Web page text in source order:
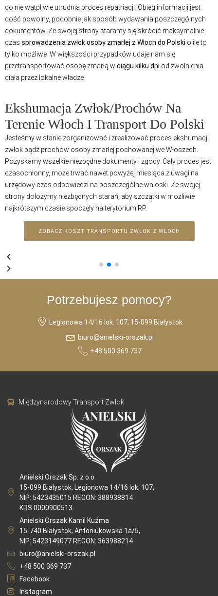
co nie wątpliwie utrudnia proces repatriacji. Obieg informacji jest
dość powolny, podobnie jak sposób wydawania poszczególnych
dokumentów. Ze swojej strony staramy się skrócić maksymalnie
czas sprowadzenia zwłok osoby zmarłej z Włoch do Polski o ile to
tylko możliwe. W większości przypadków udaje nam się
przetransportować osobę zmarłą w ciągu kilku dni od zwolnienia
ciała przez lokalne władze.
Ekshumacja Zwłok/prochów Na
Terenie Włoch I Transport Do Polski
Jesteśmy w stanie zorganizować i zrealizować proces ekshumacji
zwłok bądź prochów osoby zmarłej pochowanej we Włoszech.
Pozyskamy wszelkie niezbędne dokumenty i zgody. Cały proces jest
czasochłonny, może trwać nawet powyżej miesiąca z uwagi na
urzędowy czas odpowiedzi na poszczególne wnioski. Ze swojej
strony dołożymy niezbędnych starań, aby szczątki w możliwie
najkrótszym czasie spoczęły na terytorium RP.
ZOBACZ KOSZT TRANSPORTU ZWŁOK Z WŁOCH
Potrzebujesz pomocy?
Legionowa 14/16 lok. 107, 15-099 Białystok
biuro@anielski-orszak.pl
+48 500 369 737
Międzynarodowy Transport Zwłok
Anielski Orszak Sp. z o.o.
15-099 Białystok, Legionowa 14/16 lok. 107,
NIP: 5423435015 REGON: 388938814
KRS 0000900513
Anielski Orszak Kamil Kuźma
15-740 Białystok, Antoniukowska 1a/5,
NIP: 5423149077 REGON: 363988214
biuro@anielski-orszak.pl
+48 500 369 737
Facebook
Instagram